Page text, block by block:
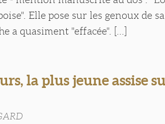
Elle pose sur les genoux de
a quasiment "effacée". [...]
la plus jeune assise